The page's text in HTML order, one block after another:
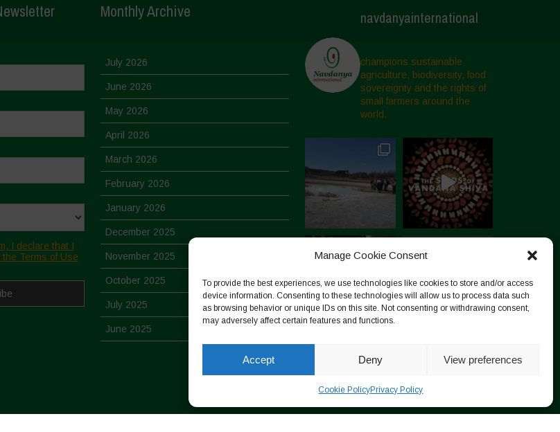
Manage Cookie Consent
To provide the best experiences, we use technologies like cookies to store and/or access
device information. Consenting to these technologies will allow us to process data such
as browsing behavior or unique IDs on this site. Not consenting or withdrawing consent,
may adversely affect certain features and functions.
Accept Deny View preferences
Cookie PolicyPrivacy Policy
I declare that I
Terms of Use
Monthly Archive
July 2026
June 2026
May 2026
April 2026
March 2026
February 2026
January 2026
December 2025
November 2025
October 2025
July 2025
June 2025
navdanyainternational
champions sustainable
agriculture, biodiversity, food
sovereignty and the rights of
small farmers around the
world.